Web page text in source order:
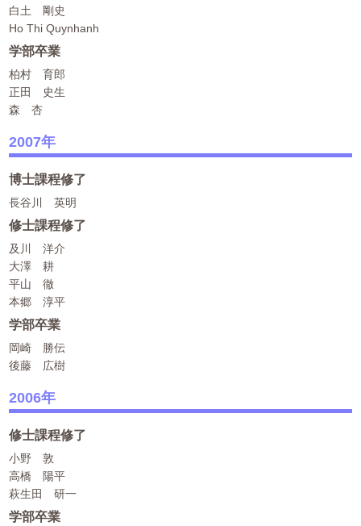
白土 剛史
Ho Thi Quynhanh
学部卒業
柏村 育郎
正田 史生
森 杏
2007年
博士課程修了
長谷川 英明
修士課程修了
及川 洋介
大澤 耕
平山 徹
本郷 淳平
学部卒業
岡崎 勝伝
後藤 広樹
2006年
修士課程修了
小野 敦
高橋 陽平
萩生田 研一
学部卒業